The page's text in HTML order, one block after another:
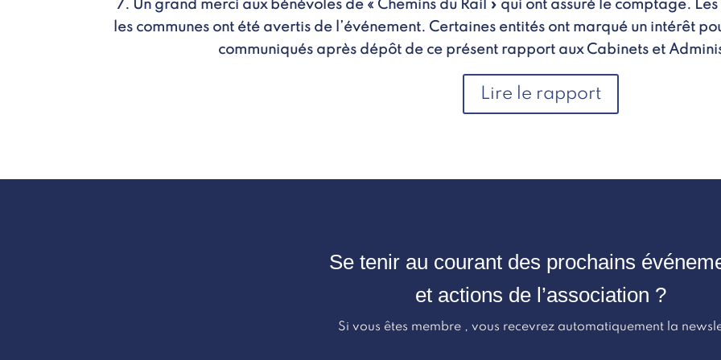
7. Un grand merci aux bénévoles de « Chemins du Rail » qui ont assuré le comptage.
les communes ont été avertis de l’événement. Certaines entités ont marqué un intérêt
communiqués après dépôt de ce présent rapport aux Cabinets et
Lire le rapport
Se tenir au courant des prochains
et actions de l’association ?
Si vous êtes membre , vous recevrez automatiquement la